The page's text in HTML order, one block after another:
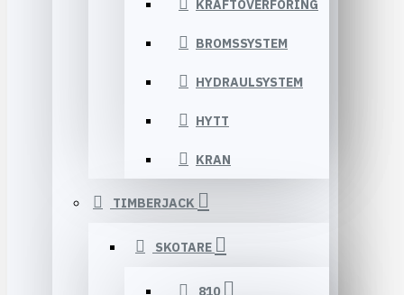
KRAFTÖVERFÖRING
BROMSSYSTEM
HYDRAULSYSTEM
HYTT
KRAN
TIMBERJACK
SKOTARE
810